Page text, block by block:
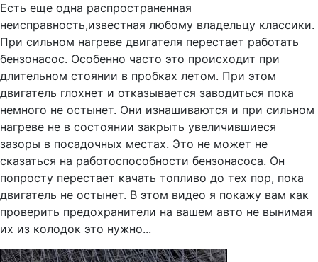
Есть еще одна распространенная
неисправность,известная любому владельцу классики.
При сильном нагреве двигателя перестает работать
бензонасос. Особенно часто это происходит при
длительном стоянии в пробках летом. При этом
двигатель глохнет и отказывается заводиться пока
немного не остынет. Они изнашиваются и при сильном
нагреве не в состоянии закрыть увеличившиеся
зазоры в посадочных местах. Это не может не
сказаться на работоспособности бензонасоса. Он
попросту перестает качать топливо до тех пор, пока
двигатель не остынет. В этом видео я покажу вам как
проверить предохранители на вашем авто не вынимая
их из колодок это нужно...